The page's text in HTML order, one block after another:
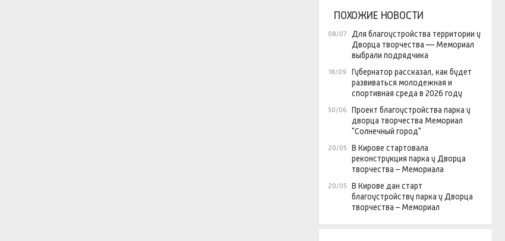
ПОХОЖИЕ НОВОСТИ
08/07
Для благоустройства территории у
Дворца творчества — Мемориал
выбрали подрядчика
18/09
Губернатор рассказал, как будет
развиваться молодежная и
спортивная среда в 2026 году
30/06
Проект благоустройства парка у
дворца творчества Мемориал
"Солнечный город"
20/05
В Кирове стартовала
реконструкция парка у Дворца
творчества – Мемориала
20/05
В Кирове дан старт
благоустройству парка у Дворца
творчества – Мемориал